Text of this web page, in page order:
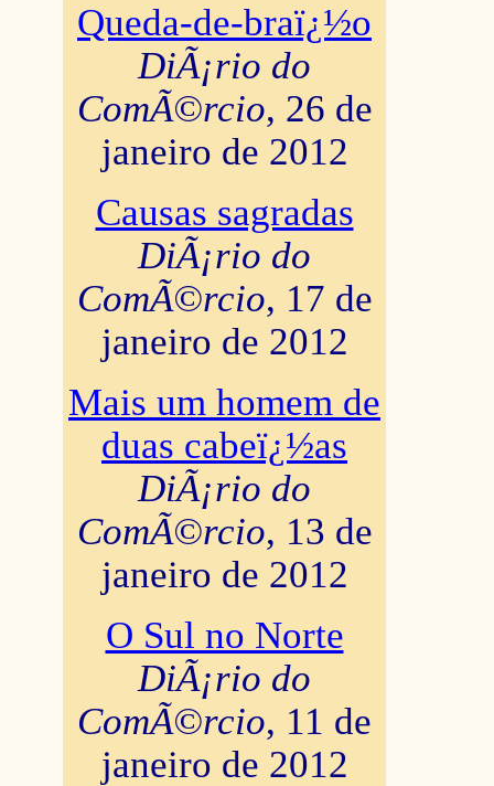
Queda-de-braï¿½o
DiÃ¡rio do
ComÃ©rcio, 26 de
janeiro de 2012
Causas sagradas
DiÃ¡rio do
ComÃ©rcio, 17 de
janeiro de 2012
Mais um homem de
duas cabeï¿½as
DiÃ¡rio do
ComÃ©rcio, 13 de
janeiro de 2012
O Sul no Norte
DiÃ¡rio do
ComÃ©rcio, 11 de
janeiro de 2012